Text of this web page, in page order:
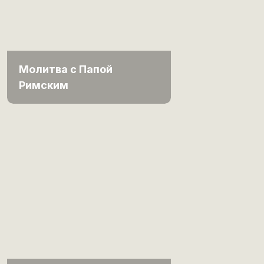
Молитва с Папой
Римским